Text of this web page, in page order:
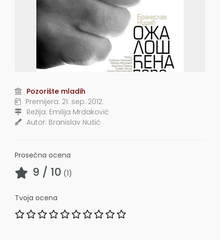
Pozorište mladih
Premijera: 21. sep. 2012.
Režija: Emilija Mrdaković
Autor: Branislav Nušić
Prosečna ocena
9 / 10 (1)
Tvoja ocena